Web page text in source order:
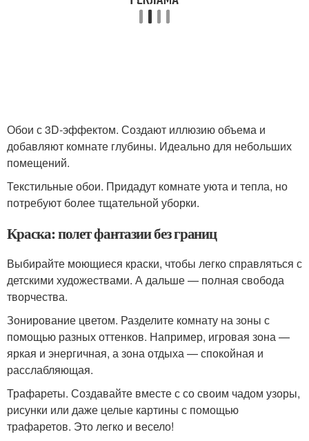
Обои с 3D-эффектом. Создают иллюзию объема и
добавляют комнате глубины. Идеально для небольших
помещений.
Текстильные обои. Придадут комнате уюта и тепла, но
потребуют более тщательной уборки.
Краска: полет фантазии без границ
Выбирайте моющиеся краски, чтобы легко справляться с
детскими художествами. А дальше — полная свобода
творчества.
Зонирование цветом. Разделите комнату на зоны с
помощью разных оттенков. Например, игровая зона —
яркая и энергичная, а зона отдыха — спокойная и
расслабляющая.
Трафареты. Создавайте вместе с со своим чадом узоры,
рисунки или даже целые картины с помощью
трафаретов. Это легко и весело!